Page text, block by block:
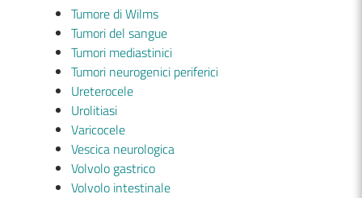
Tumore di Wilms
Tumori del sangue
Tumori mediastinici
Tumori neurogenici periferici
Ureterocele
Urolitiasi
Varicocele
Vescica neurologica
Volvolo gastrico
Volvolo intestinale